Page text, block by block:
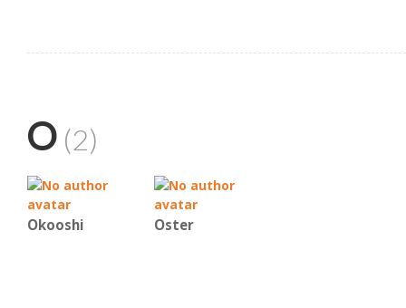
O (2)
Okooshi Oster